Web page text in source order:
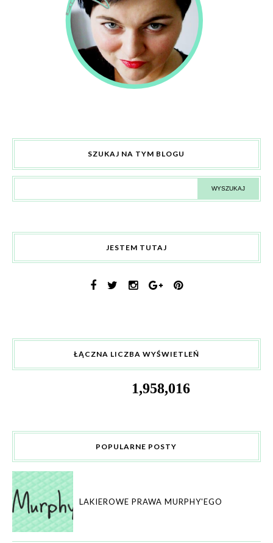
SZUKAJ NA TYM BLOGU
JESTEM TUTAJ
ŁĄCZNA LICZBA WYŚWIETLEŃ
1,958,016
POPULARNE POSTY
LAKIEROWE PRAWA MURPHY'EGO